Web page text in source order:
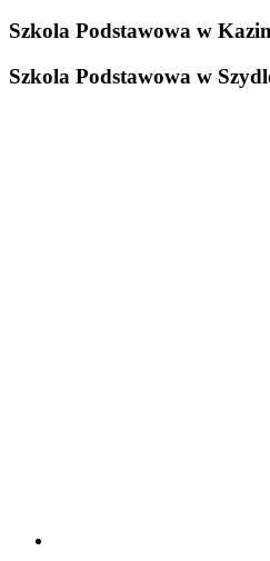
Szkola Podstawowa w
Szkola Podstawowa w